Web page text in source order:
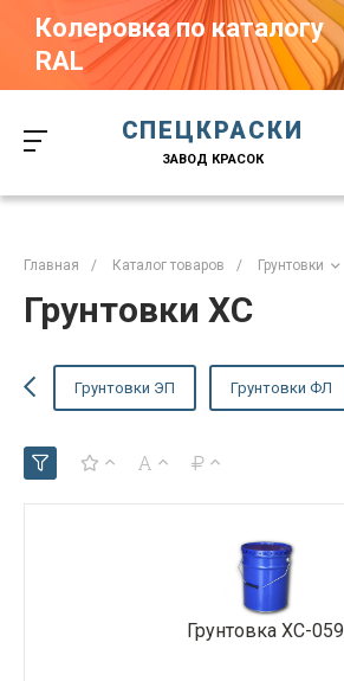
Колеровка по каталогу
RAL
ул. Труда, д. 187 к.2
Челябинск
Челябинская область
СПЕЦКРАСКИ
ЗАВОД КРАСОК
Главная / Каталог товаров / Грунтовки
Грунтовки ХС
Грунтовки ЭП Грунтовки ФЛ
Грунтовка ХС-059